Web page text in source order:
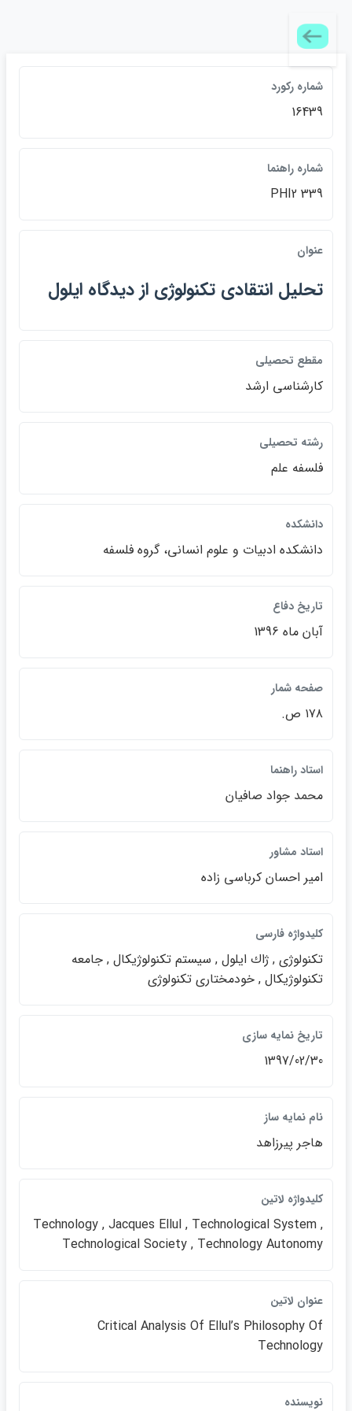
شماره ركورد
16439
شماره راهنما
PHI2 339
عنوان
تحليل انتقادي تكنولوژي از ديدگاه ايلول
مقطع تحصيلي
كارشناسي ارشد
رشته تحصيلي
فلسفه علم
دانشكده
دانشكده ادبيات و علوم انساني، گروه فلسفه
تاريخ دفاع
آبان ماه 1396
صفحه شمار
۱۷۸ ص.
استاد راهنما
محمد جواد صافيان
استاد مشاور
امير احسان كرباسي زاده
كليدواژه فارسي
تكنولوژي , ژاك ايلول , سيستم تكنولوژيكال , جامعه
تكنولوژيكال , خودمختاري تكنولوژي
تاريخ نمايه سازي
1397/02/30
نام نمايه ساز
هاجر پيرزاهد
كليدواژه لاتين
Technology , Jacques Ellul , Technological System ,
Technological Society , Technology Autonomy
عنوان لاتين
Critical Analysis Of Ellul’s Philosophy Of
Technology
نويسنده